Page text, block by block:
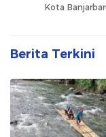
Kota
Berita Terkini